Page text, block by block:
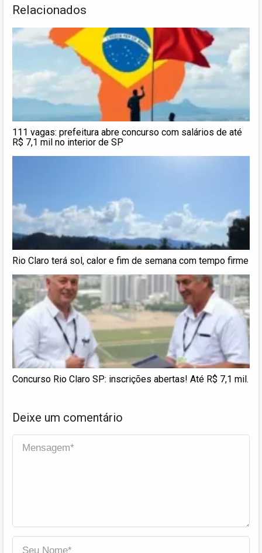
Relacionados
111 vagas: prefeitura abre concurso com salários de até
R$ 7,1 mil no interior de SP
Rio Claro terá sol, calor e fim de semana com tempo firme
Concurso Rio Claro SP: inscrições abertas! Até R$ 7,1 mil.
Deixe um comentário